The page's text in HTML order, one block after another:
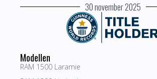
30 november 2025
Modellen
RAM 1500 Laramie